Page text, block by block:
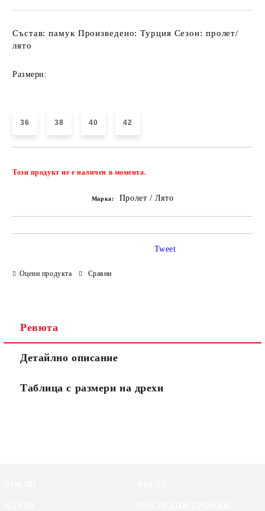
Състав: памук Произведено: Турция Сезон: пролет/
лято
Размери:
36 38 40 42
Този продукт не е наличен в момента.
Марка: Пролет / Лято
Оцени продукта Сравни
Tweet
Ревюта
Детайлно описание
Таблица с размери на дрехи